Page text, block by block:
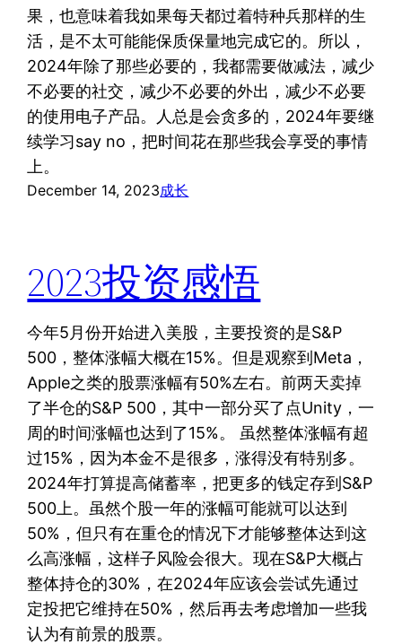
果，也意味着我如果每天都过着特种兵那样的生
活，是不太可能能保质保量地完成它的。所以，
2024年除了那些必要的，我都需要做减法，减少
不必要的社交，减少不必要的外出，减少不必要
的使用电子产品。人总是会贪多的，2024年要继
续学习say no，把时间花在那些我会享受的事情
上。
December 14, 2023成长
2023投资感悟
今年5月份开始进入美股，主要投资的是S&P
500，整体涨幅大概在15%。但是观察到Meta，
Apple之类的股票涨幅有50%左右。前两天卖掉
了半仓的S&P 500，其中一部分买了点Unity，一
周的时间涨幅也达到了15%。 虽然整体涨幅有超
过15%，因为本金不是很多，涨得没有特别多。
2024年打算提高储蓄率，把更多的钱定存到S&P
500上。虽然个股一年的涨幅可能就可以达到
50%，但只有在重仓的情况下才能够整体达到这
么高涨幅，这样子风险会很大。现在S&P大概占
整体持仓的30%，在2024年应该会尝试先通过
定投把它维持在50%，然后再去考虑增加一些我
认为有前景的股票。